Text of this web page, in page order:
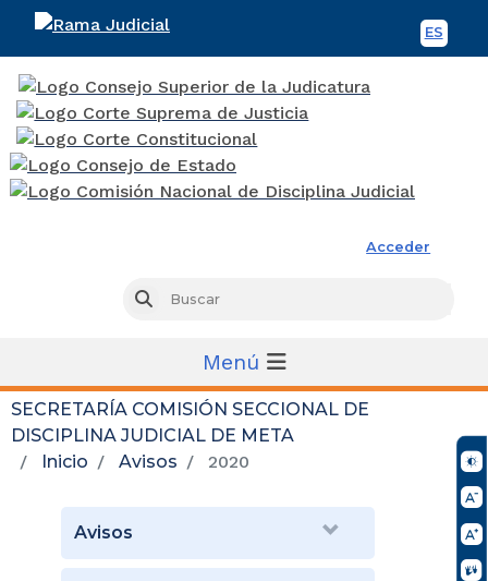
ES
Acceder
Buscar
Menú
SECRETARÍA COMISIÓN SECCIONAL DE
DISCIPLINA JUDICIAL DE META
Inicio
Avisos 2020
Avisos